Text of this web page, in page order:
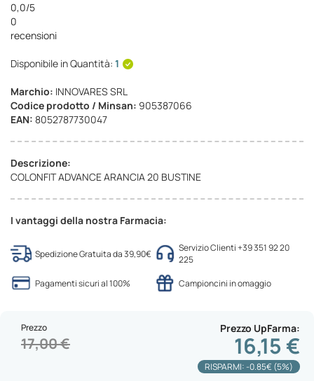
0,0/5
0
recensioni
Disponibile in Quantità: 1
Marchio: INNOVARES SRL
Codice prodotto / Minsan: 905387066
EAN: 8052787730047
Descrizione:
COLONFIT ADVANCE ARANCIA 20 BUSTINE
I vantaggi della nostra Farmacia:
Spedizione Gratuita da 39,90€
Servizio Clienti +39 351 92 20
225
Pagamenti sicuri al 100%
Campioncini in omaggio
Prezzo UpFarma
16,15 €
Prezzo
17,00 €
RISPARMI: -0.85€ (5%)